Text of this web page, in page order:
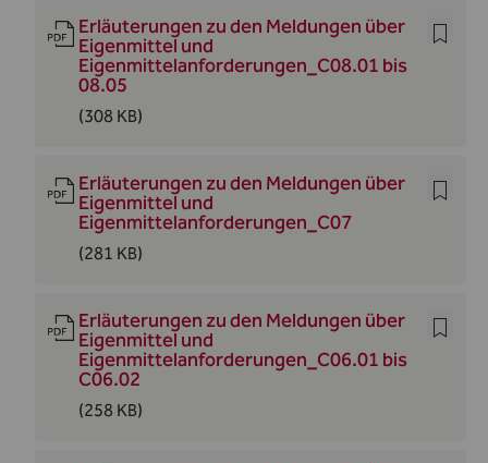
Erläuterungen zu den Meldungen über
Eigenmittel und
Eigenmittelanforderungen_C08.01 bis
08.05
(308 KB)
Erläuterungen zu den Meldungen über
Eigenmittel und
Eigenmittelanforderungen_C07
(281 KB)
Erläuterungen zu den Meldungen über
Eigenmittel und
Eigenmittelanforderungen_C06.01 bis
C06.02
(258 KB)